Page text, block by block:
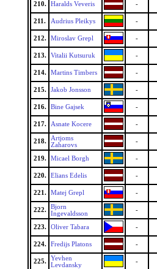
210. Haralds Veveris -
211. Audrius Pleikys -
212. Miroslav Grepl -
213. Vitalii Kutsuruk -
214. Martins Timbers -
215. Jakob Jonsson -
216. Bine Gajsek -
217. Asnate Kocere -
218.
Artjoms
Zaharovs
-
219. Micael Borgh -
220. Elians Edelis -
221. Matej Grepl -
222.
Bjorn
Ingevaldsson
-
223. Oliver Tabara -
224. Fredijs Platons -
225.
Yevhen
Levdansky
-